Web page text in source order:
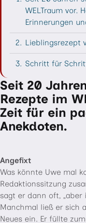
WELTraum vor.
Erinnerungen
Lieblingsrezept
Schritt für
Ende vom
Seit 20
Rezepte im
Zeit für ein
Anekdoten.
Angefixt
Was könnte Uwe mal
Redaktionssitzung
sagt er dann oft, „aber
Manchmal ließ er sich
Neues ein. Er füllte